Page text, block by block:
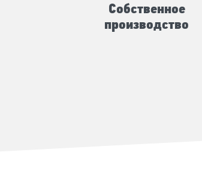
Собственное
производство